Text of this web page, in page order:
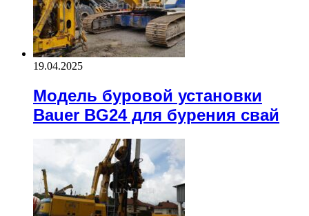
19.04.2025
Модель буровой установки
Bauer BG24 для бурения свай